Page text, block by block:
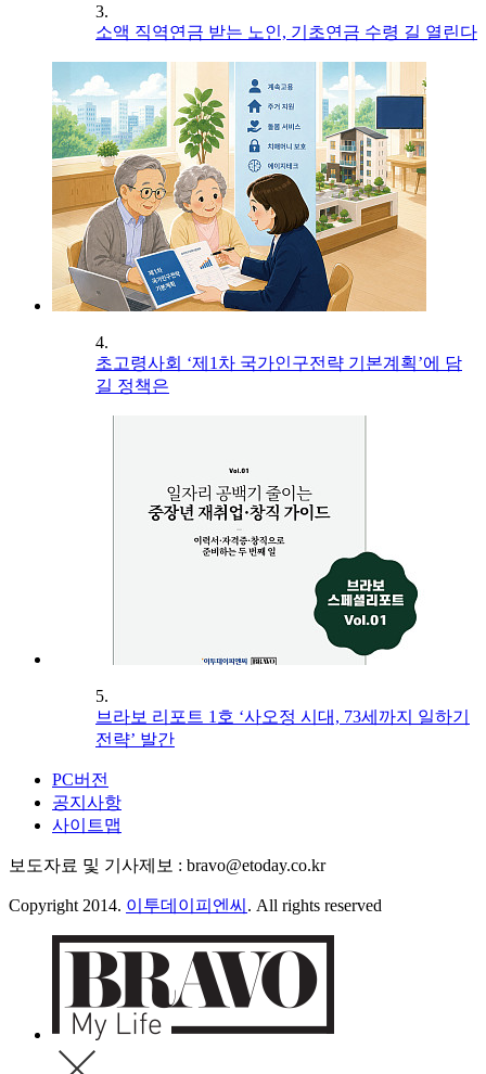
3.
소액 직역연금 받는 노인, 기초연금 수령 길 열린다
4.
초고령사회 ‘제1차 국가인구전략 기본계획’에 담
길 정책은
5.
브라보 리포트 1호 ‘사오정 시대, 73세까지 일하기
전략’ 발간
PC버전
공지사항
사이트맵
보도자료 및 기사제보 : bravo@etoday.co.kr
Copyright 2014. 이투데이피엔씨 . All rights reserved